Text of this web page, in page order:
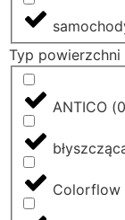
Typ powierzchni
ANTICO (0
Colorflow